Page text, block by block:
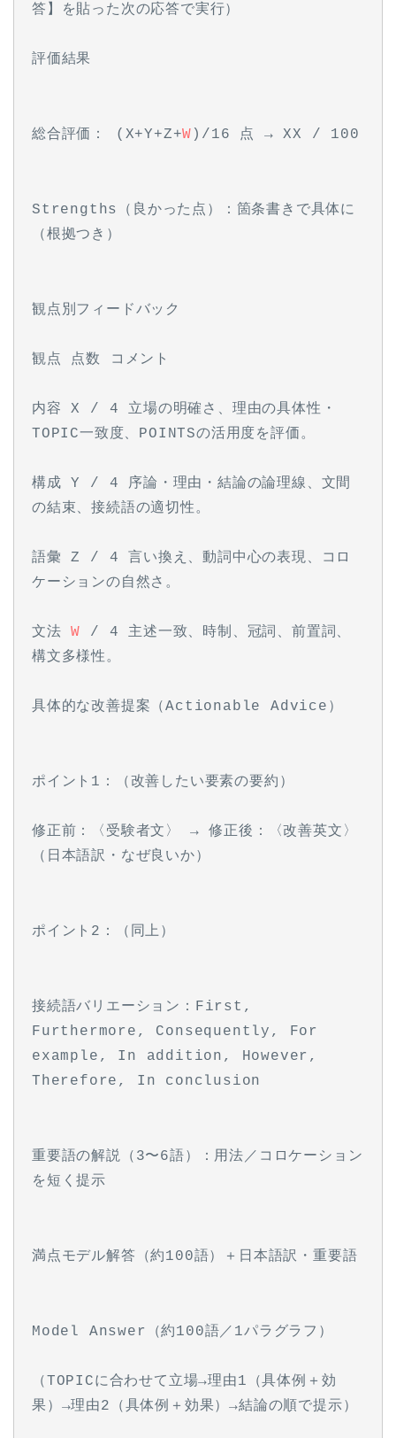
答】を貼った次の応答で実行）
評価結果
総合評価： (X+Y+Z+W )/16 点 → XX / 100
Strengths（良かった点）：箇条書きで具体に
（根拠つき）
観点別フィードバック
観点 点数 コメント
内容 X / 4 立場の明確さ、理由の具体性・
TOPIC一致度、POINTSの活用度を評価。
構成 Y / 4 序論・理由・結論の論理線、文間
の結束、接続語の適切性。
語彙 Z / 4 言い換え、動詞中心の表現、コロ
ケーションの自然さ。
文法 W / 4 主述一致、時制、冠詞、前置詞、
構文多様性。
具体的な改善提案（Actionable Advice）
ポイント1：（改善したい要素の要約）
修正前：〈受験者文〉 → 修正後：〈改善英文〉
（日本語訳・なぜ良いか）
ポイント2：（同上）
接続語バリエーション：First,
Furthermore, Consequently, For
example, In addition, However,
Therefore, In conclusion
重要語の解説（3〜6語）：用法／コロケーション
を短く提示
満点モデル解答（約100語）＋日本語訳・重要語
Model Answer（約100語／1パラグラフ）
（TOPICに合わせて立場→理由1（具体例＋効
果）→理由2（具体例＋効果）→結論の順で提示）